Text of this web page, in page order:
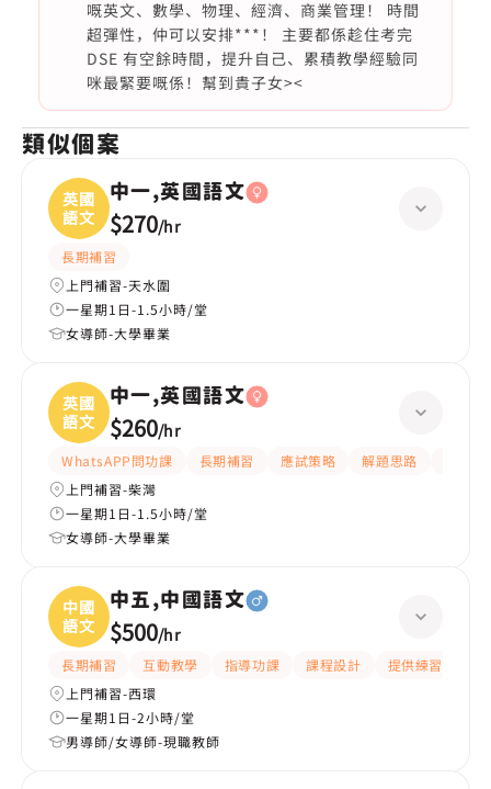
嘅英文、數學、物理、經濟、商業管理！ 時間
超彈性，仲可以安排***！ 主要都係趁住考完
DSE 有空餘時間，提升自己、累積教學經驗同
咪最緊要嘅係！幫到貴子女><
類似個案
英國
語文
中一,英國語文
$270/hr
長期補習
上門補習-天水圍
一星期1日-1.5小時/堂
女導師-大學畢業
英國
語文
中一,英國語文
$260/hr
WhatsAPP問功課 長期補習 應試策略 解題思路
上門補習-柴灣
一星期1日-1.5小時/堂
女導師-大學畢業
中國
語文
中五,中國語文
$500/hr
長期補習 互動教學 指導功課 課程設計
提供練習題/試題
上門補習-西環
一星期1日-2小時/堂
男導師/女導師-現職教師